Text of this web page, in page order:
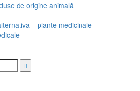
de origine animală
– plante medicinale